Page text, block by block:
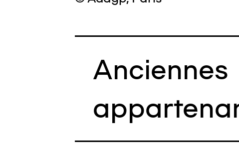
Anciennes